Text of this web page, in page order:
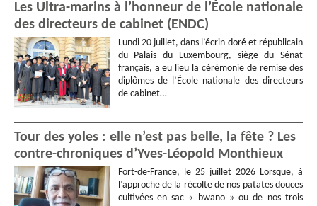
Les Ultra-marins à l’honneur de l’École nationale
des directeurs de cabinet (ENDC)
Lundi 20 juillet, dans l’écrin doré et républicain
du Palais du Luxembourg, siège du Sénat
français, a eu lieu la cérémonie de remise des
diplômes de l’École nationale des directeurs
de cabinet…
Tour des yoles : elle n’est pas belle, la fête ? Les
contre-chroniques d’Yves-Léopold Monthieux
Fort-de-France, le 25 juillet 2026 Lorsque, à
l’approche de la récolte de nos patates douces
cultivées en sac « bwano » ou de nos trois